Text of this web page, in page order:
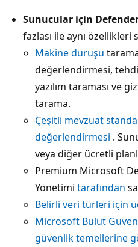
Sunucular için
fazlası ile aynı özellikleri
Makine duruşu
değerlendirmesi,
yazılım taraması ve
tarama.
Çeşitli mevzuat
değerlendirmesi .
veya diğer ücretli
Premium Microsoft
Yönetimi tarafından
Belirli veri türleri için
Microsoft Bulut
güvenlik temellerine